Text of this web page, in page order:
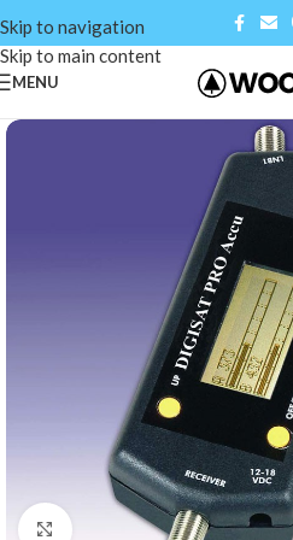
Skip to navigation
Skip to main content
MENU
Click to enlarge